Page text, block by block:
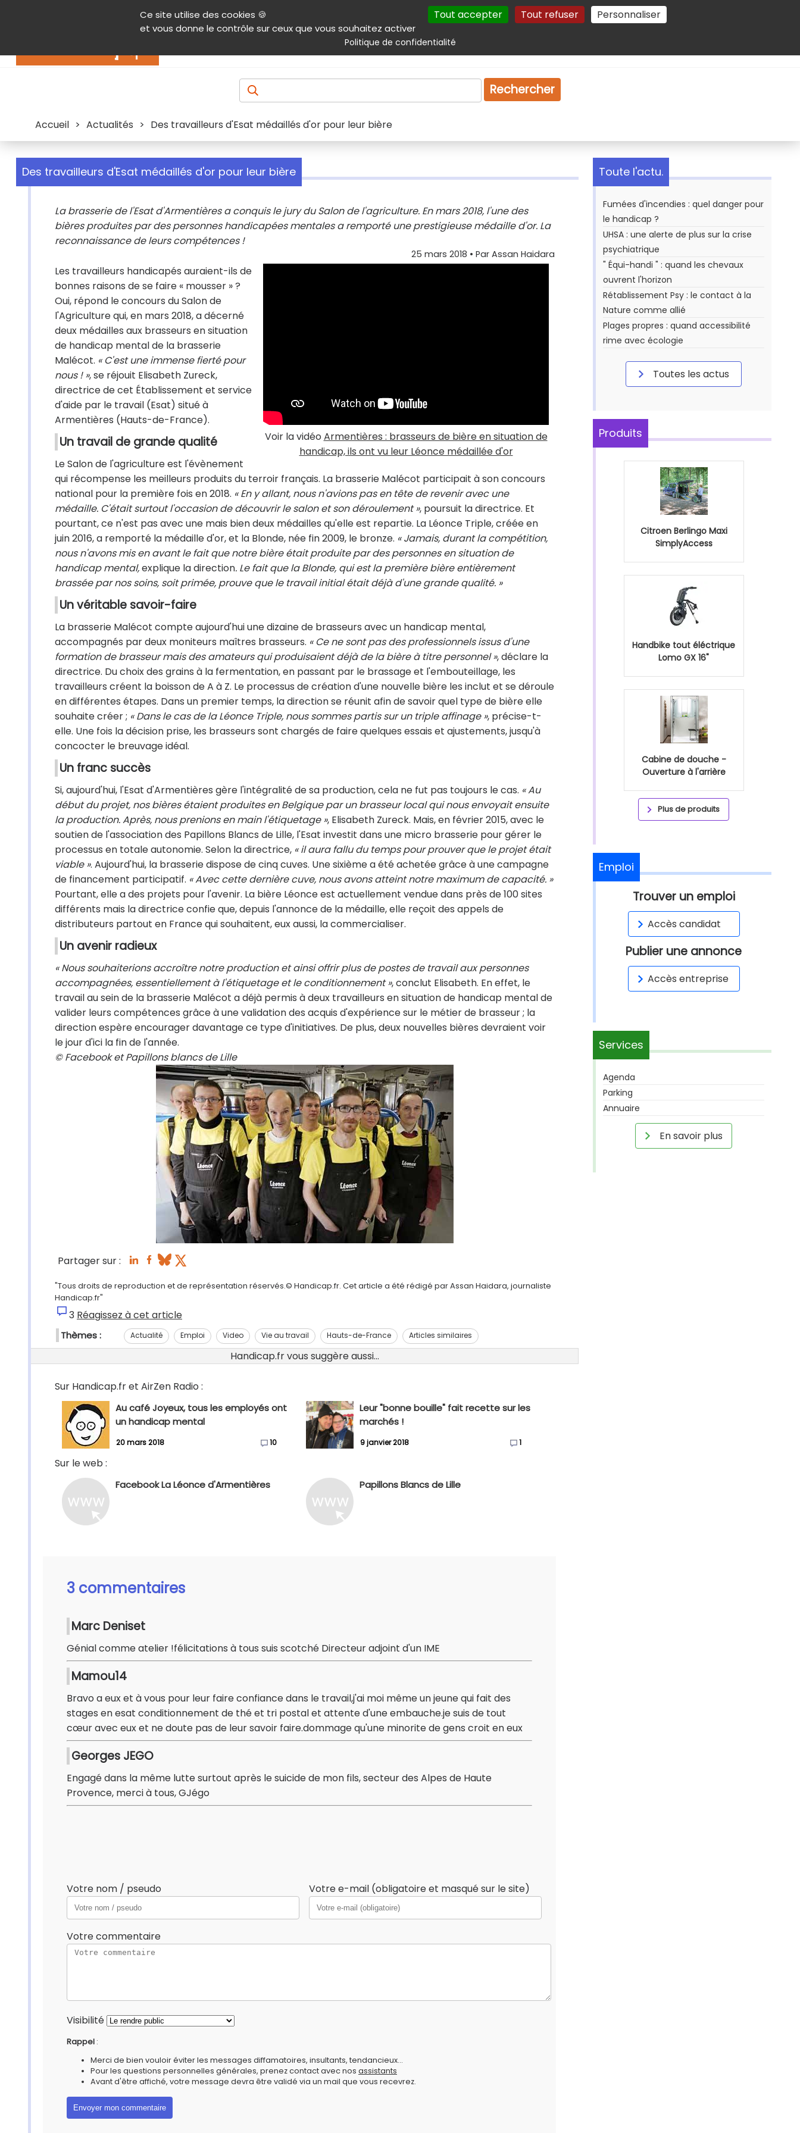
Ce site utilise des cookies 🍪
et vous donne le contrôle sur ceux que vous souhaitez activer
Tout accepter Tout refuser Personnaliser
Politique de confidentialité
Contenu Aide et accessibilité Menu principal Autres services Plan du site Gestion des cookies
Produits & services Emploi Droit
Rechercher
Accueil > Actualités > Des travailleurs d'Esat médaillés d'or pour leur bière
Des travailleurs d'Esat médaillés d'or pour leur bière
La brasserie de l'Esat d'Armentières a conquis le jury du Salon de l'agriculture. En mars 2018, l'une des
bières produites par des personnes handicapées mentales a remporté une prestigieuse médaille d'or. La
reconnaissance de leurs compétences !
25 mars 2018 • Par Assan Haidara
Voir la vidéo Armentières : brasseurs de bière en situation de
handicap, ils ont vu leur Léonce médaillée d'or
Les travailleurs handicapés auraient-ils de
bonnes raisons de se faire « mousser » ?
Oui, répond le concours du Salon de
l'Agriculture qui, en mars 2018, a décerné
deux médailles aux brasseurs en situation
de handicap mental de la brasserie
Malécot. « C'est une immense fierté pour
nous ! », se réjouit Elisabeth Zureck,
directrice de cet Établissement et service
d'aide par le travail (Esat) situé à
Armentières (Hauts-de-France).
Un travail de grande qualité
Le Salon de l'agriculture est l'évènement
qui récompense les meilleurs produits du terroir français. La brasserie Malécot participait à son concours
national pour la première fois en 2018. « En y allant, nous n'avions pas en tête de revenir avec une
médaille. C'était surtout l'occasion de découvrir le salon et son déroulement », poursuit la directrice. Et
pourtant, ce n'est pas avec une mais bien deux médailles qu'elle est repartie. La Léonce Triple, créée en
juin 2016, a remporté la médaille d'or, et la Blonde, née fin 2009, le bronze. « Jamais, durant la compétition,
nous n'avons mis en avant le fait que notre bière était produite par des personnes en situation de
handicap mental,explique la direction. Le fait que la Blonde, qui est la première bière entièrement
brassée par nos soins, soit primée, prouve que le travail initial était déjà d'une grande qualité. »
Un véritable savoir-faire
La brasserie Malécot compte aujourd'hui une dizaine de brasseurs avec un handicap mental,
accompagnés par deux moniteurs maîtres brasseurs. « Ce ne sont pas des professionnels issus d'une
formation de brasseur mais des amateurs qui produisaient déjà de la bière à titre personnel », déclare la
directrice. Du choix des grains à la fermentation, en passant par le brassage et l'embouteillage, les
travailleurs créent la boisson de A à Z. Le processus de création d'une nouvelle bière les inclut et se déroule
en différentes étapes. Dans un premier temps, la direction se réunit afin de savoir quel type de bière elle
souhaite créer ; « Dans le cas de la Léonce Triple, nous sommes partis sur un triple affinage », précise-t-
elle. Une fois la décision prise, les brasseurs sont chargés de faire quelques essais et ajustements, jusqu'à
concocter le breuvage idéal.
Un franc succès
Si, aujourd'hui, l'Esat d'Armentières gère l'intégralité de sa production, cela ne fut pas toujours le cas. « Au
début du projet, nos bières étaient produites en Belgique par un brasseur local qui nous envoyait ensuite
la production. Après, nous prenions en main l'étiquetage », Elisabeth Zureck. Mais, en février 2015, avec le
soutien de l'association des Papillons Blancs de Lille, l'Esat investit dans une micro brasserie pour gérer le
processus en totale autonomie. Selon la directrice, « il aura fallu du temps pour prouver que le projet était
viable ». Aujourd'hui, la brasserie dispose de cinq cuves. Une sixième a été achetée grâce à une campagne
de financement participatif. « Avec cette dernière cuve, nous avons atteint notre maximum de capacité. »
Pourtant, elle a des projets pour l'avenir. La bière Léonce est actuellement vendue dans près de 100 sites
différents mais la directrice confie que, depuis l'annonce de la médaille, elle reçoit des appels de
distributeurs partout en France qui souhaitent, eux aussi, la commercialiser.
Un avenir radieux
« Nous souhaiterions accroître notre production et ainsi offrir plus de postes de travail aux personnes
accompagnées, essentiellement à l'étiquetage et le conditionnement », conclut Elisabeth. En effet, le
travail au sein de la brasserie Malécot a déjà permis à deux travailleurs en situation de handicap mental de
valider leurs compétences grâce à une validation des acquis d'expérience sur le métier de brasseur ; la
direction espère encourager davantage ce type d'initiatives. De plus, deux nouvelles bières devraient voir
le jour d'ici la fin de l'année.
© Facebook et Papillons blancs de Lille
Partager sur :
"Tous droits de reproduction et de représentation réservés.© Handicap.fr. Cet article a été rédigé par Assan Haidara, journaliste
Handicap.fr"
3 Réagissez à cet article
Thèmes : Actualité Emploi Video Vie au travail Hauts-de-France Articles similaires
Handicap.fr vous suggère aussi...
Sur Handicap.fr et AirZen Radio :
Au café Joyeux, tous les employés ont
un handicap mental
20 mars 2018 10
Leur "bonne bouille" fait recette sur les
marchés !
9 janvier 2018 1
Sur le web :
Facebook La Léonce d'Armentières Papillons Blancs de Lille
3 commentaires
Marc Deniset
Génial comme atelier !félicitations à tous suis scotché Directeur adjoint d'un IME
Mamou14
Bravo a eux et à vous pour leur faire confiance dans le travail,j'ai moi même un jeune qui fait des
stages en esat conditionnement de thé et tri postal et attente d'une embauche.je suis de tout
cœur avec eux et ne doute pas de leur savoir faire.dommage qu'une minorite de gens croit en eux
Georges JEGO
Engagé dans la même lutte surtout après le suicide de mon fils, secteur des Alpes de Haute
Provence, merci à tous, GJégo
Votre nom / pseudo Votre e-mail (obligatoire et masqué sur le site)
Votre commentaire
Visibilité
Rappel :
Merci de bien vouloir éviter les messages diffamatoires, insultants, tendancieux...
Pour les questions personnelles générales, prenez contact avec nos assistants
Avant d'être affiché, votre message devra être validé via un mail que vous recevrez.
Toute l'actu.
Fumées d'incendies : quel danger pour
le handicap ?
UHSA : une alerte de plus sur la crise
psychiatrique
" Équi-handi " : quand les chevaux
ouvrent l'horizon
Rétablissement Psy : le contact à la
Nature comme allié
Plages propres : quand accessibilité
rime avec écologie
Toutes les actus
Produits
Citroen Berlingo Maxi
SimplyAccess
Handbike tout éléctrique
Lomo GX 16"
Cabine de douche -
Ouverture à l'arrière
Plus de produits
Emploi
Trouver un emploi
Accès candidat
Publier une annonce
Accès entreprise
Services
Agenda
Parking
Annuaire
En savoir plus